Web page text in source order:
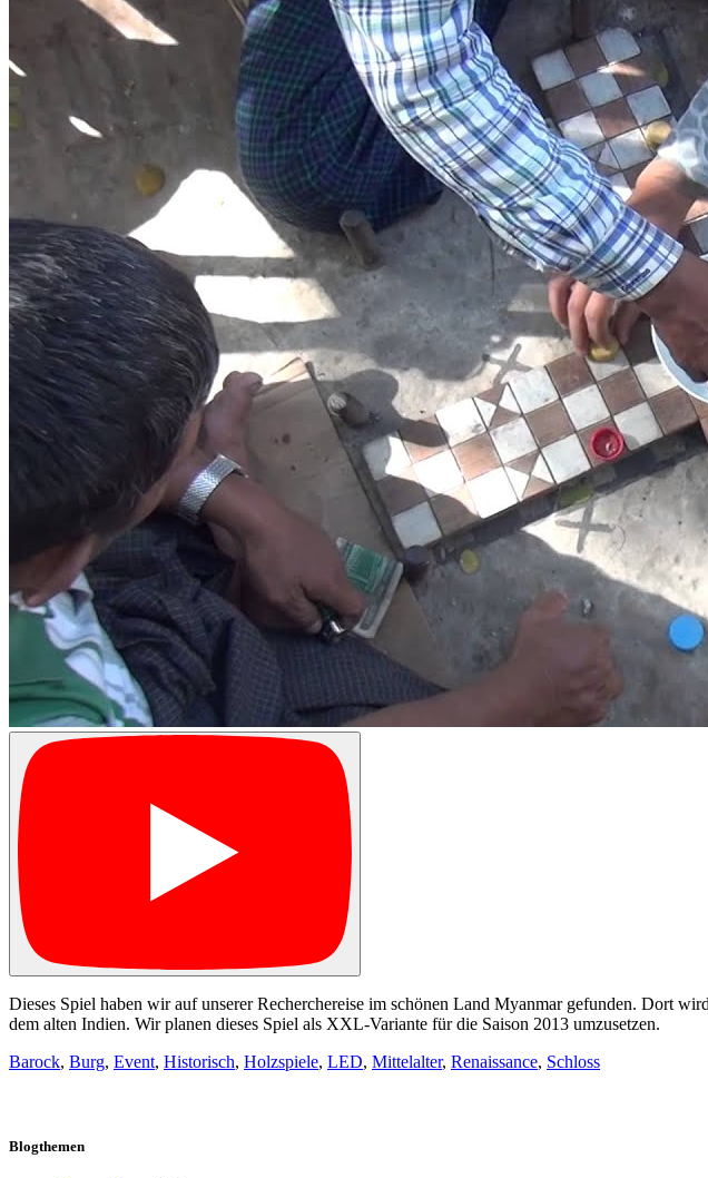
Dieses Spiel haben wir auf unserer Recherchereise im schönen Land Myanmar gefunden. Dort
dem alten Indien. Wir planen dieses Spiel als XXL-Variante für die Saison 2013 umzusetzen.
Barock, Burg, Event, Historisch, Holzspiele, LED, Mittelalter, Renaissance, Schloss
Blogthemen